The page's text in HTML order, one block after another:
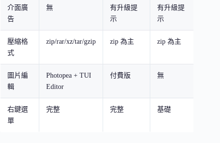
介面廣
告
無
有升級提
示
有升級提
示
壓縮格
式
zip/rar/xz/tar/gzip zip 為主 zip 為主
圖片編
輯
Photopea + TUI
Editor
付費版 無
右鍵選
單
完整 完整 基礎